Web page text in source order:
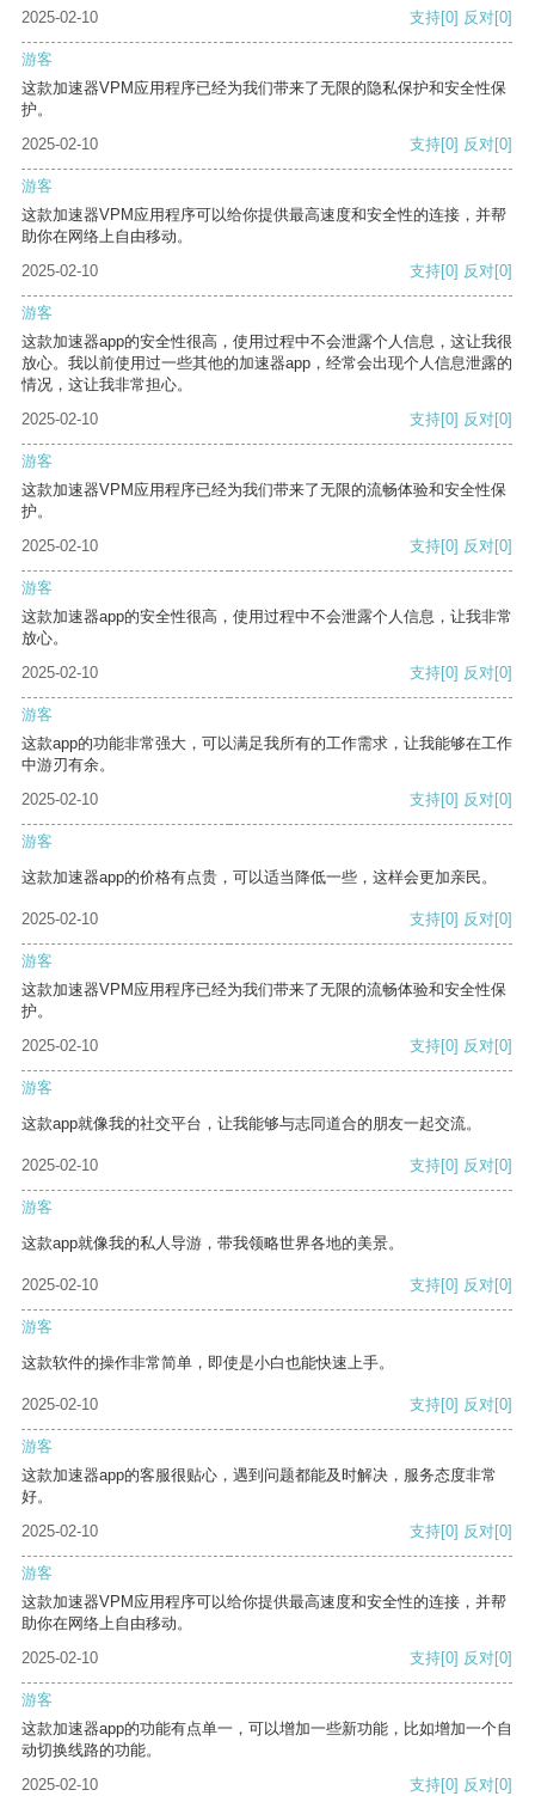
2025-02-10 支持[0] 反对[0]
游客
这款加速器VPM应用程序已经为我们带来了无限的隐私保护和安全性保
护。
2025-02-10
支持[0] 反对[0]
游客
这款加速器VPM应用程序可以给你提供最高速度和安全性的连接，并帮
助你在网络上自由移动。
2025-02-10
支持[0] 反对[0]
游客
这款加速器app的安全性很高，使用过程中不会泄露个人信息，这让我很
放心。我以前使用过一些其他的加速器app，经常会出现个人信息泄露的
情况，这让我非常担心。
2025-02-10
支持[0] 反对[0]
游客
这款加速器VPM应用程序已经为我们带来了无限的流畅体验和安全性保
护。
2025-02-10
支持[0] 反对[0]
游客
这款加速器app的安全性很高，使用过程中不会泄露个人信息，让我非常
放心。
2025-02-10
支持[0] 反对[0]
游客
这款app的功能非常强大，可以满足我所有的工作需求，让我能够在工作
中游刃有余。
2025-02-10
支持[0] 反对[0]
游客
这款加速器app的价格有点贵，可以适当降低一些，这样会更加亲民。
2025-02-10 支持[0] 反对[0]
游客
这款加速器VPM应用程序已经为我们带来了无限的流畅体验和安全性保
护。
2025-02-10
支持[0] 反对[0]
游客
这款app就像我的社交平台，让我能够与志同道合的朋友一起交流。
2025-02-10 支持[0] 反对[0]
游客
这款app就像我的私人导游，带我领略世界各地的美景。
2025-02-10 支持[0] 反对[0]
游客
这款软件的操作非常简单，即使是小白也能快速上手。
2025-02-10 支持[0] 反对[0]
游客
这款加速器app的客服很贴心，遇到问题都能及时解决，服务态度非常
好。
2025-02-10
支持[0] 反对[0]
游客
这款加速器VPM应用程序可以给你提供最高速度和安全性的连接，并帮
助你在网络上自由移动。
2025-02-10
支持[0] 反对[0]
游客
这款加速器app的功能有点单一，可以增加一些新功能，比如增加一个自
动切换线路的功能。
2025-02-10
支持[0] 反对[0]